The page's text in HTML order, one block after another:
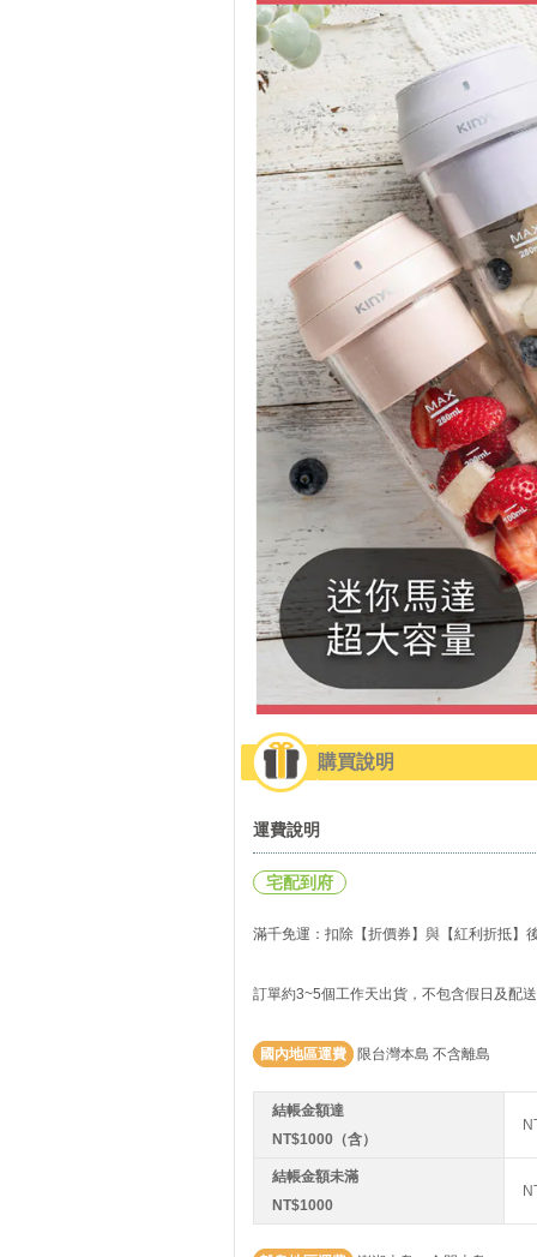
購買說明
運費說明
宅配到府
滿千免運：扣除【折價券】與【紅利折抵】
訂單約3~5個工作天出貨，不包含假日及配
國內地區運費 限台灣本島 不含離島
結帳金額達
NT$1000（含）
結帳金額未滿
NT$1000